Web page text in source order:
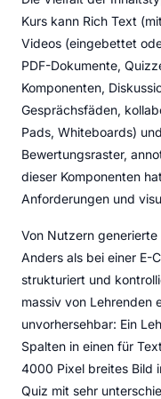
Kurs kann Rich Text
Videos (eingebettet
PDF-Dokumente,
Komponenten,
Gesprächsfäden,
Pads, Whiteboards)
Bewertungsraster,
dieser Komponenten
Anforderungen und
Von Nutzern
Anders als bei einer E-
strukturiert und
massiv von Lehrenden
unvorhersehbar: Ein
Spalten in einen für
4000 Pixel breites Bild
Quiz mit sehr